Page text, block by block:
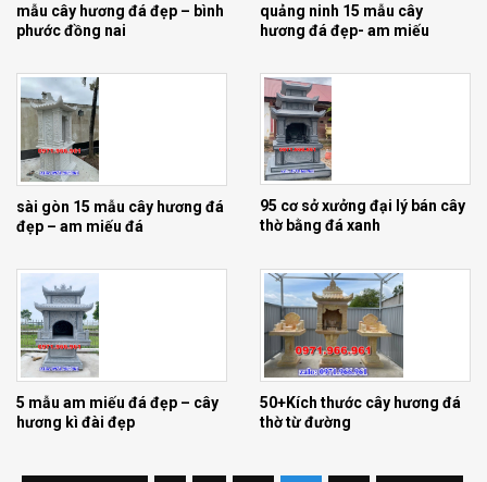
01mẫu cây hương thở thần linh trước nhà
mẫu cây hương đá đẹp – bình
phước đồng nai
quảng ninh 15 mẫu cây
hương đá đẹp- am miếu
sài gòn 15 mẫu cây hương đá
đẹp – am miếu đá
95 cơ sở xưởng đại lý bán cây
thờ bằng đá xanh
5 mẫu am miếu đá đẹp – cây
hương kì đài đẹp
50+Kích thước cây hương đá
thờ từ đường